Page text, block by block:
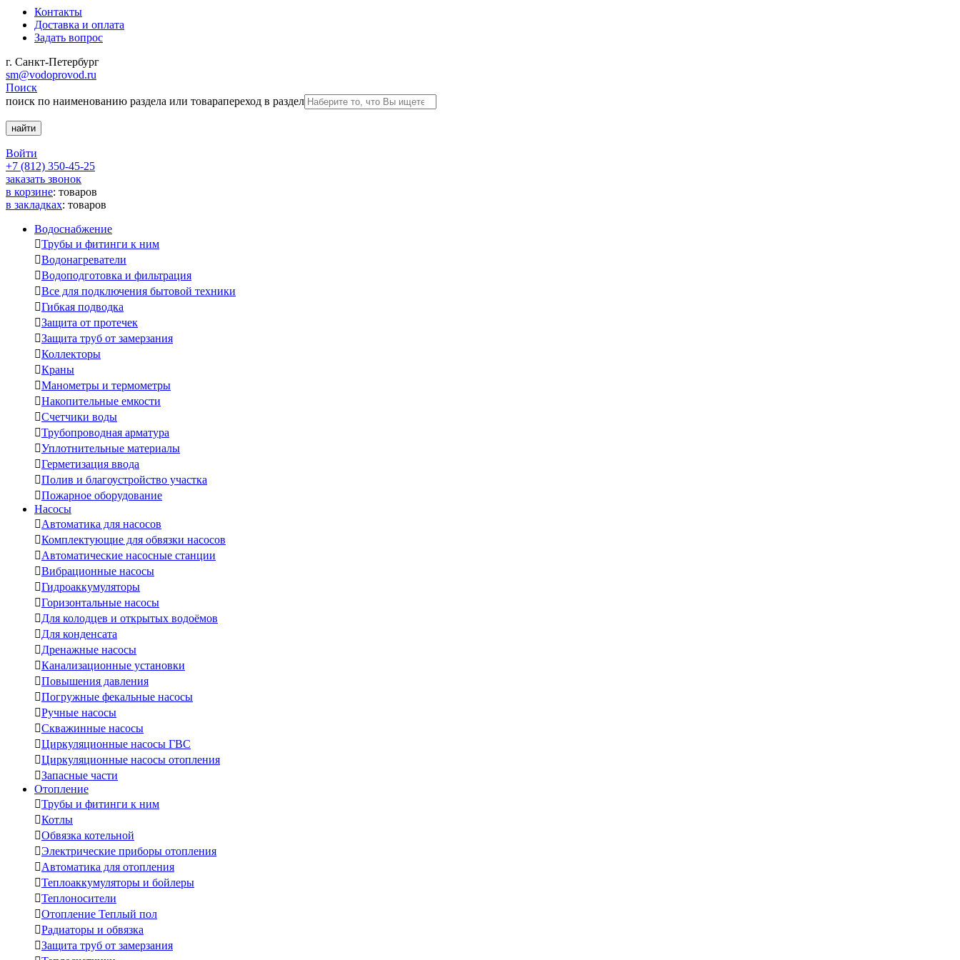
Контакты
Доставка и оплата
Задать вопрос
г. Санкт-Петербург
sm@vodoprovod.ru
Поиск
поиск по наименованию раздела или товарапереход в раздел
Войти
+7 (812) 350-45-25
заказать звонок
в корзине: товаров
в закладках: товаров
Водоснабжение
Трубы и фитинги к ним
Водонагреватели
Водоподготовка и фильтрация
Все для подключения бытовой техники
Гибкая подводка
Защита от протечек
Защита труб от замерзания
Коллекторы
Краны
Манометры и термометры
Накопительные емкости
Счетчики воды
Трубопроводная арматура
Уплотнительные материалы
Герметизация ввода
Полив и благоустройство участка
Пожарное оборудование
Насосы
Автоматика для насосов
Комплектующие для обвязки насосов
Автоматические насосные станции
Вибрационные насосы
Гидроаккумуляторы
Горизонтальные насосы
Для колодцев и открытых водоёмов
Для конденсата
Дренажные насосы
Канализационные установки
Повышения давления
Погружные фекальные насосы
Ручные насосы
Скважинные насосы
Циркуляционные насосы ГВС
Циркуляционные насосы отопления
Запасные части
Отопление
Трубы и фитинги к ним
Котлы
Обвязка котельной
Электрические приборы отопления
Автоматика для отопления
Теплоаккумуляторы и бойлеры
Теплоносители
Отопление Теплый пол
Радиаторы и обвязка
Защита труб от замерзания